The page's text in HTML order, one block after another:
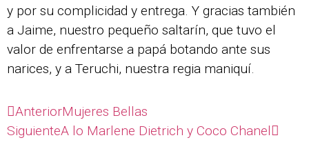
y por su complicidad y entrega. Y gracias también
a Jaime, nuestro pequeño saltarín, que tuvo el
valor de enfrentarse a papá botando ante sus
narices, y a Teruchi, nuestra regia maniquí.
AnteriorMujeres Bellas
SiguienteA lo Marlene Dietrich y Coco Chanel